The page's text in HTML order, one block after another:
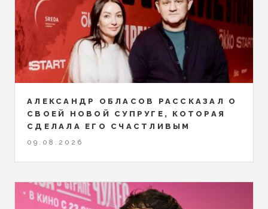
АЛЕКСАНДР ОБЛАСОВ РАССКАЗАЛ О
СВОЕЙ НОВОЙ СУПРУГЕ, КОТОРАЯ
СДЕЛАЛА ЕГО СЧАСТЛИВЫМ
09.08.2026